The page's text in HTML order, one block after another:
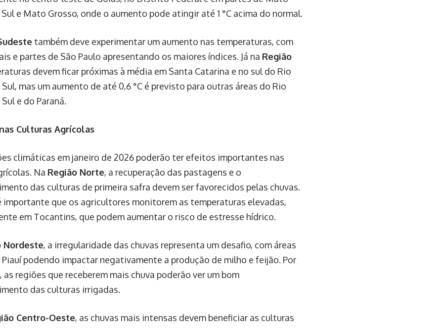
e Mato Grosso, onde o aumento pode atingir até 1 °C acima do normal.
também deve experimentar um aumento nas temperaturas, com
e partes de São Paulo apresentando os maiores índices. Já na Região
devem ficar próximas à média em Santa Catarina e no sul do Rio
mas um aumento de até 0,6 °C é previsto para outras áreas do Rio
e do Paraná.
Culturas Agrícolas
climáticas em janeiro de 2026 poderão ter efeitos importantes nas
Na Região Norte, a recuperação das pastagens e o
das culturas de primeira safra devem ser favorecidos pelas chuvas.
importante que os agricultores monitorem as temperaturas elevadas,
em Tocantins, que podem aumentar o risco de estresse hídrico.
Nordeste, a irregularidade das chuvas representa um desafio, com áreas
Piauí podendo impactar negativamente a produção de milho e feijão. Por
regiões que receberem mais chuva poderão ver um bom
das culturas irrigadas.
Centro-Oeste, as chuvas mais intensas devem beneficiar as culturas